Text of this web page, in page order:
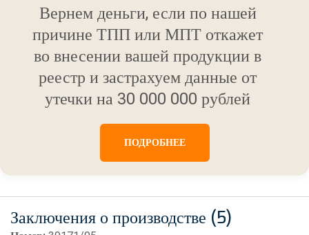
Вернем деньги, если по нашей
причине ТПП или МПТ откажет
во внесении вашей продукции в
реестр и застрахуем данные от
утечки на 30 000 000 рублей
ПОДРОБНЕЕ
Заключения о производстве (5)